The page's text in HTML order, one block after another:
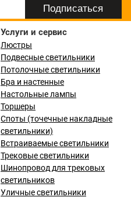
Услуги и сервис
Люстры
Подвесные светильники
Потолочные светильники
Бра и настенные
Настольные лампы
Торшеры
Споты (точечные накладные
светильники)
Встраиваемые светильники
Трековые светильники
Шинопровод для трековых
светильников
Уличные светильники